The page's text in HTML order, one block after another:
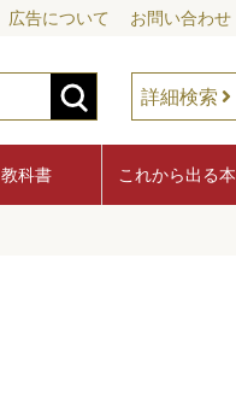
広告について お問い合わせ
詳細検索
教科書 これから出る本